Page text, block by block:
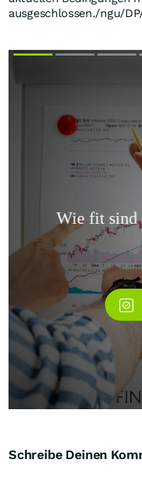
ausgeschlossen./ngu/
Schreibe Deinen